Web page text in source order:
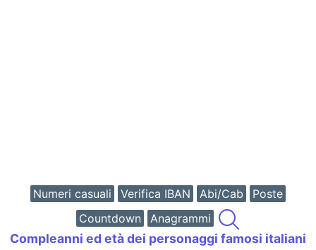
Numeri casuali Verifica IBAN Abi/Cab
Poste
Countdown
Anagrammi
Compleanni ed età dei personaggi famosi italiani